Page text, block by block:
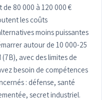
80 000 à 120 000 €
les coûts
moins puissantes
autour de 10 000-25
avec des limites de
besoin de compétences
: défense, santé
secret industriel.